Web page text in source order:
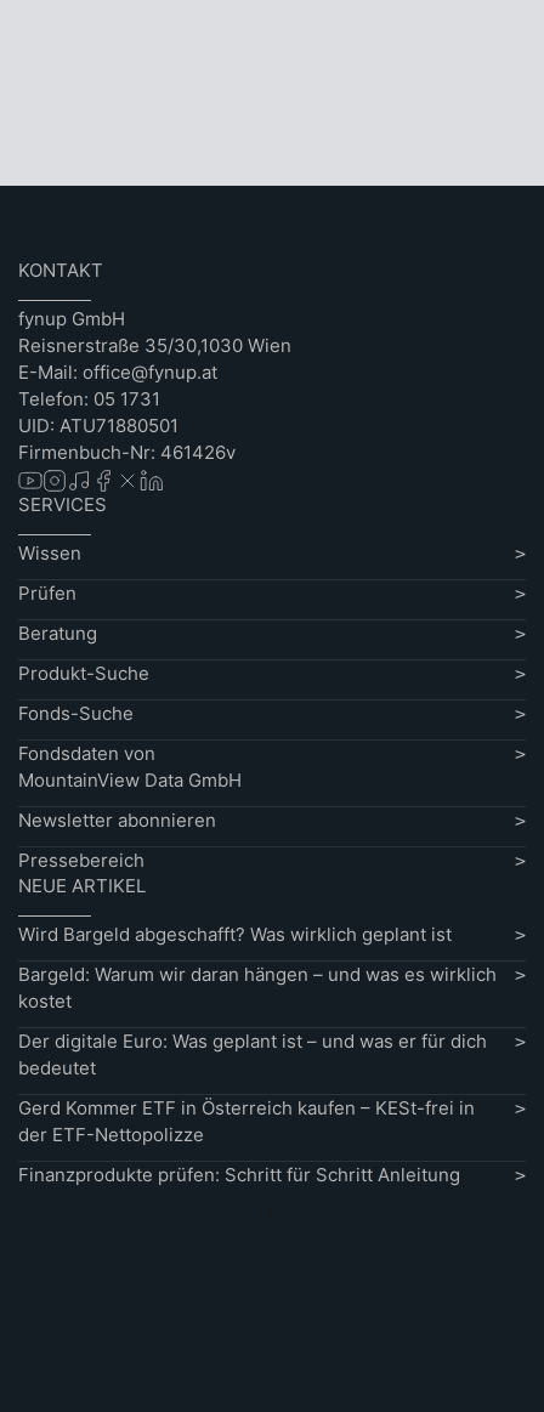
KONTAKT
fynup GmbH
Reisnerstraße 35/30,1030 Wien
E-Mail: office@fynup.at
Telefon: 05 1731
UID: ATU71880501
Firmenbuch-Nr: 461426v
SERVICES
Wissen
Prüfen
Beratung
Produkt-Suche
Fonds-Suche
Fondsdaten von
MountainView Data GmbH
Newsletter abonnieren
Pressebereich
NEUE ARTIKEL
Wird Bargeld abgeschafft? Was wirklich geplant ist
Bargeld: Warum wir daran hängen – und was es wirklich
kostet
Der digitale Euro: Was geplant ist – und was er für dich
bedeutet
Gerd Kommer ETF in Österreich kaufen – KESt-frei in
der ETF-Nettopolizze
Finanzprodukte prüfen: Schritt für Schritt Anleitung